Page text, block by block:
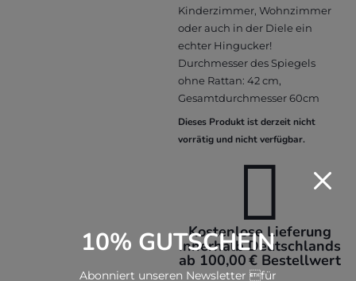
M
10% GUTSCHEIN
Abonniert unseren Newsletter für
Kinderzimmer, Wohnzimmer
oder auch in der Diele ein
echter Hingucker!
Durchmesser des Spiegels
ohne Rattan: 42 cm,
Gesamtdurchmesser 60cm
Dieses Produkt ist derzeit nicht
vorrätig und nicht verfügbar.

Kostenlose Lieferung
innerhalb Deutschlands
ab 100,00 € Bestellwert